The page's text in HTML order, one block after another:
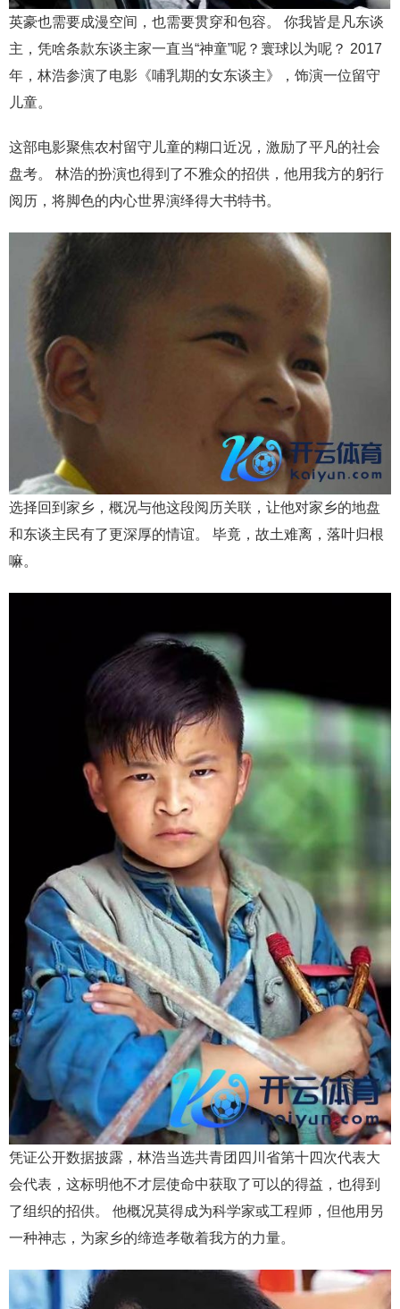
英豪也需要成漫空间，也需要贯穿和包容。 你我皆是凡东谈
主，凭啥条款东谈主家一直当“神童”呢？寰球以为呢？ 2017
年，林浩参演了电影《哺乳期的女东谈主》，饰演一位留守
儿童。
这部电影聚焦农村留守儿童的糊口近况，激励了平凡的社会
盘考。 林浩的扮演也得到了不雅众的招供，他用我方的躬行
阅历，将脚色的内心世界演绎得大书特书。
选择回到家乡，概况与他这段阅历关联，让他对家乡的地盘
和东谈主民有了更深厚的情谊。 毕竟，故土难离，落叶归根
嘛。
凭证公开数据披露，林浩当选共青团四川省第十四次代表大
会代表，这标明他不才层使命中获取了可以的得益，也得到
了组织的招供。 他概况莫得成为科学家或工程师，但他用另
一种神志，为家乡的缔造孝敬着我方的力量。